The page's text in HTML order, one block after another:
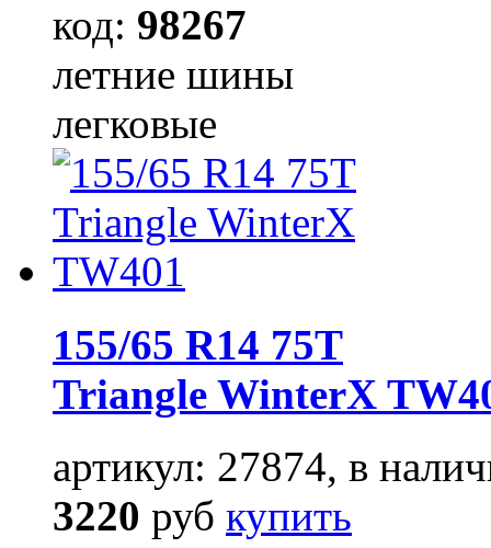
код: 98267
летние шины
легковые
155/65 R14 75T
Triangle WinterX
артикул: 27874, в
3220 руб купить